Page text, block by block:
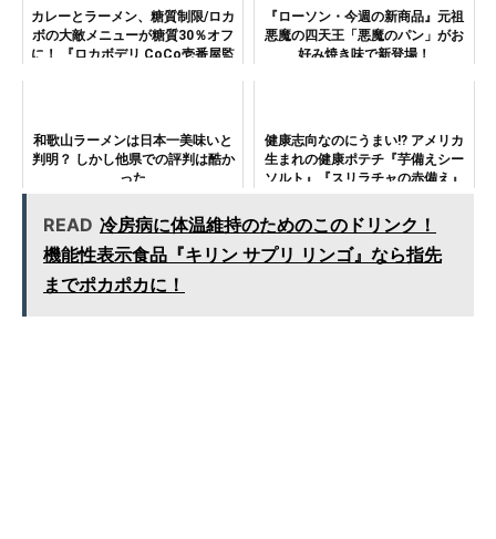
カレーとラーメン、糖質制限/ロカ
ボの大敵メニューが糖質30％オフ
に！ 『ロカボデリ CoCo壱番屋監
『ローソン・今週の新商品』元祖
悪魔の四天王「悪魔のパン」がお
好み焼き味で新登場！
和歌山ラーメンは日本一美味いと
判明？ しかし他県での評判は酷か
った
健康志向なのにうまい!? アメリカ
生まれの健康ポテチ『芋備えシー
ソルト』『スリラチャの赤備え』
READ 冷房病に体温維持のためのこのドリンク！
機能性表示食品『キリン サプリ リンゴ』なら指先
までポカポカに！